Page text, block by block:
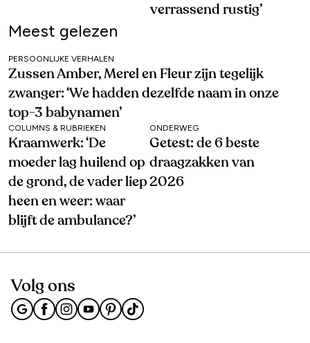
verrassend rustig’
Meest gelezen
PERSOONLIJKE VERHALEN
Zussen Amber, Merel en Fleur zijn tegelijk
zwanger: ‘We hadden dezelfde naam in onze
top-3 babynamen’
COLUMNS & RUBRIEKEN
Kraamwerk: ‘De
moeder lag huilend op
de grond, de vader liep
heen en weer: waar
blijft de ambulance?’
ONDERWEG
Getest: de 6 beste
draagzakken van
2026
Volg ons